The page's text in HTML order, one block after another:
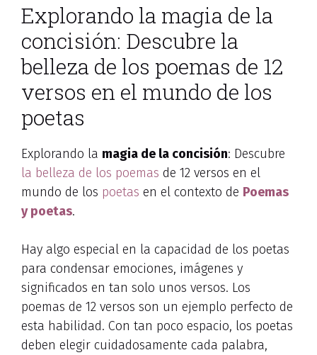
Explorando la magia de la
concisión: Descubre la
belleza de los poemas de 12
versos en el mundo de los
poetas
Explorando la magia de la concisión: Descubre
la belleza de los poemas de 12 versos en el
mundo de los poetas en el contexto de Poemas
y poetas.
Hay algo especial en la capacidad de los poetas
para condensar emociones, imágenes y
significados en tan solo unos versos. Los
poemas de 12 versos son un ejemplo perfecto de
esta habilidad. Con tan poco espacio, los poetas
deben elegir cuidadosamente cada palabra,